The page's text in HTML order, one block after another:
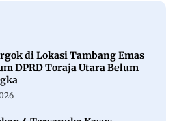
di Lokasi Tambang Emas
DPRD Toraja Utara Belum